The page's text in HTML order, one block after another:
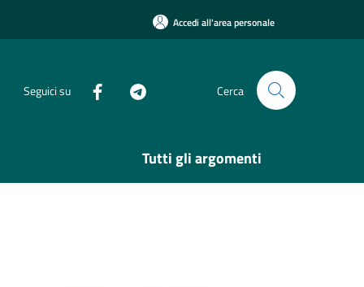
Accedi all'area personale
Seguici su Cerca
Tutti gli argomenti